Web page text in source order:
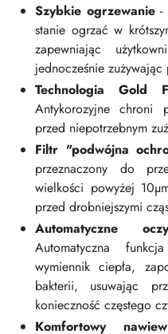
Szybkie ogrzewanie-
stanie ogrzać w
zapewniając
jednocześnie
Technologia
Antykorozyjne chroni
przed niepotrzebnym
Filtr "podwójna
przeznaczony do
wielkości powyżej
przed drobniejszymi
Automatyczne
Automatyczna
wymiennik ciepła,
bakterii, usuwając
konieczność częstego
Komfortowy nawiew